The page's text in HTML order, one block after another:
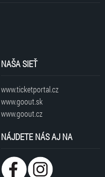
NAŠA SIEŤ
www.ticketportal.cz
www.goout.sk
www.goout.cz
NÁJDETE NÁS AJ NA